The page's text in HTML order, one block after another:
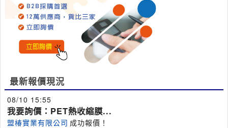
最新報價現況
08/10 15:55
我要詢價：PET熱收縮膜...
盟椿實業有限公司 成功報價！